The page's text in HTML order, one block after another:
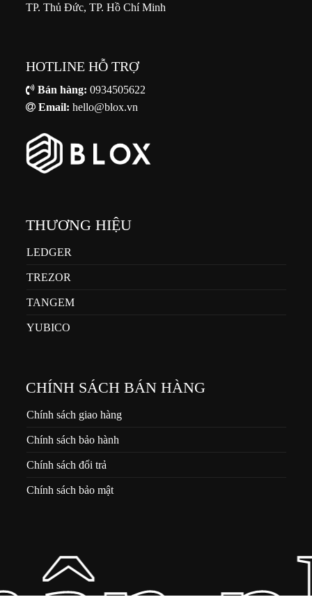
TP. Thủ Đức, TP. Hồ Chí Minh
HOTLINE HỖ TRỢ
Bán hàng: 0934505622
Email: hello@blox.vn
THƯƠNG HIỆU
LEDGER
TREZOR
TANGEM
YUBICO
CHÍNH SÁCH BÁN HÀNG
Chính sách giao hàng
Chính sách bảo hành
Chính sách đổi trả
Chính sách bảo mật